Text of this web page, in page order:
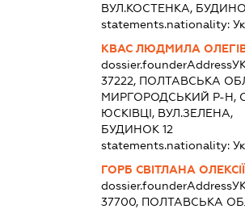
ВУЛ.КОСТЕНКА,
statements.nationality:
КВАС ЛЮДМИЛА
dossier.founderAddress
37222, ПОЛТАВСЬКА
МИРГОРОДСЬКИЙ Р-Н,
ЮСКІВЦІ, ВУЛ.ЗЕЛЕНА,
БУДИНОК 12
statements.nationality:
ГОРБ СВІТЛАНА
dossier.founderAddress
37700, ПОЛТАВСЬКА